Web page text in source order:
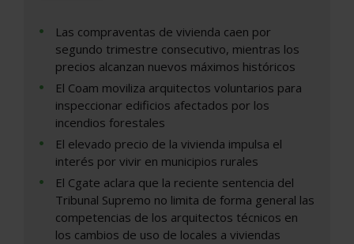
Las compraventas de vivienda caen por
segundo trimestre consecutivo, mientras los
precios alcanzan nuevos máximos históricos
El Coam moviliza arquitectos voluntarios para
inspeccionar edificios afectados por los
incendios forestales
El elevado precio de la vivienda impulsa el
interés por vivir en municipios rurales
El Cgate aclara que la reciente sentencia del
Tribunal Supremo no limita de forma general las
competencias de los arquitectos técnicos en
los cambios de uso de locales a viviendas